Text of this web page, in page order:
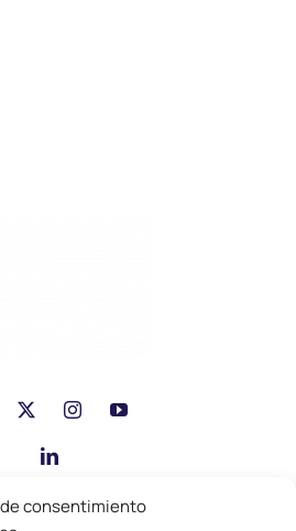
consentimiento